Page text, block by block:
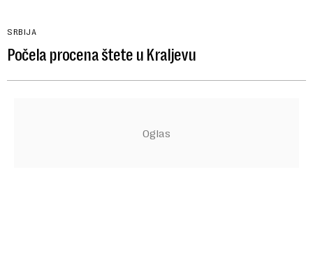
SRBIJA
Počela procena štete u Kraljevu